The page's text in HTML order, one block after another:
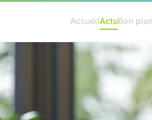
AccueilActuBon plan